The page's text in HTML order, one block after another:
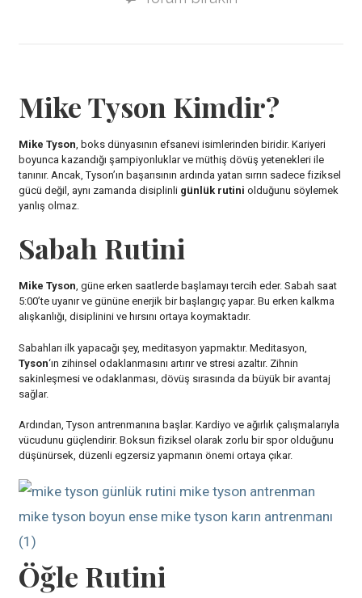
Mike Tyson Kimdir?
Mike Tyson , boks dünyasının efsanevi isimlerinden biridir. Kariyeri
boyunca kazandığı şampiyonluklar ve müthiş dövüş yetenekleri ile
tanınır. Ancak, Tyson’ın başarısının ardında yatan sırrın sadece fiziksel
gücü değil, aynı zamanda disiplinli günlük rutini olduğunu söylemek
yanlış olmaz.
Sabah Rutini
Mike Tyson, güne erken saatlerde başlamayı tercih eder. Sabah saat
5:00’te uyanır ve gününe enerjik bir başlangıç yapar. Bu erken kalkma
alışkanlığı, disiplinini ve hırsını ortaya koymaktadır.
Sabahları ilk yapacağı şey, meditasyon yapmaktır. Meditasyon,
Tyson‘ın zihinsel odaklanmasını artırır ve stresi azaltır. Zihnin
sakinleşmesi ve odaklanması, dövüş sırasında da büyük bir avantaj
sağlar.
Ardından, Tyson antrenmanına başlar. Kardiyo ve ağırlık çalışmalarıyla
vücudunu güçlendirir. Boksun fiziksel olarak zorlu bir spor olduğunu
düşünürsek, düzenli egzersiz yapmanın önemi ortaya çıkar.
Öğle Rutini